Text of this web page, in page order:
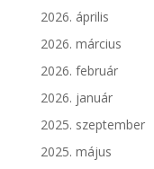
2026. április
2026. március
2026. február
2026. január
2025. szeptember
2025. május